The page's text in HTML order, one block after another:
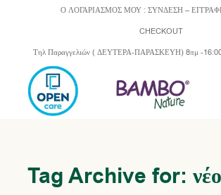
Ο ΛΟΓΑΡΙΑΣΜΟΣ ΜΟΥ : ΣΥΝΔΕΣΗ –
CHECKOUT
Τηλ Παραγγελιών ( ΔΕΥΤΕΡΑ-ΠΑΡΑΣΚΕΥΗ) 8πμ -
Tag Archive for: